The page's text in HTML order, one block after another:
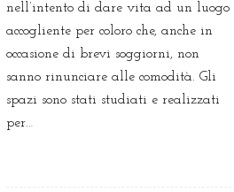
nell’intento di dare vita ad un luogo
accogliente per coloro che, anche in
occasione di brevi soggiorni, non
sanno rinunciare alle comodità. Gli
spazi sono stati studiati e realizzati
per…